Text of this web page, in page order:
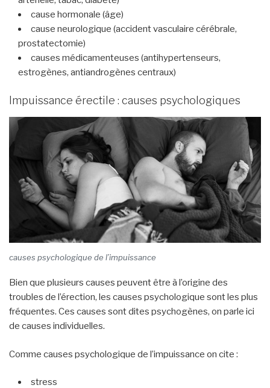
cause hormonale (âge)
cause neurologique (accident vasculaire cérébrale,
prostatectomie)
causes médicamenteuses (antihypertenseurs,
estrogènes, antiandrogènes centraux)
Impuissance érectile : causes psychologiques
causes psychologique de l’impuissance
Bien que plusieurs causes peuvent être à l’origine des
troubles de l’érection, les causes psychologique sont les plus
fréquentes. Ces causes sont dites psychogènes, on parle ici
de causes individuelles.
Comme causes psychologique de l’impuissance on cite :
stress